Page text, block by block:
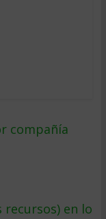
compañía
en lo